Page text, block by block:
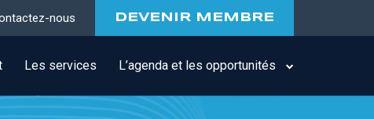
nous DEVENIR MEMBRE
Les services L’agenda et les opportunités